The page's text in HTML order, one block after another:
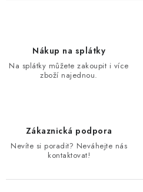
Nákup na splátky
Na splátky můžete zakoupit i více
zboží najednou.
Zákaznická podpora
Nevíte si poradit? Neváhejte nás
kontaktovat!